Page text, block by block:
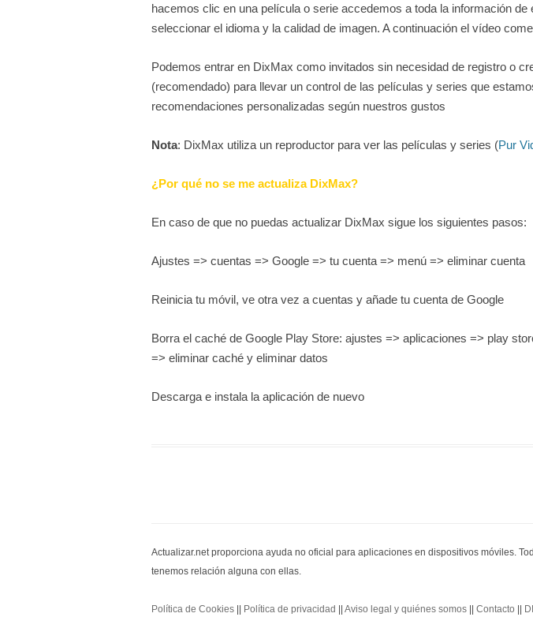
hacemos clic en una película o serie accedemos a toda la información de
seleccionar el idioma y la calidad de imagen. A continuación el vídeo
Podemos entrar en DixMax como invitados sin necesidad de registro o
(recomendado) para llevar un control de las películas y series que
recomendaciones personalizadas según nuestros gustos
Nota: DixMax utiliza un reproductor para ver las películas y series (Pur
¿Por qué no se me actualiza DixMax?
En caso de que no puedas actualizar DixMax sigue los siguientes pasos:
Ajustes => cuentas => Google => tu cuenta => menú => eliminar cuenta
Reinicia tu móvil, ve otra vez a cuentas y añade tu cuenta de Google
Borra el caché de Google Play Store: ajustes => aplicaciones => play
=> eliminar caché y eliminar datos
Descarga e instala la aplicación de nuevo
Actualizar.net proporciona ayuda no oficial para aplicaciones en dispositivos móviles.
tenemos relación alguna con ellas.
Política de Cookies || Política de privacidad || Aviso legal y quiénes somos || Contacto ||